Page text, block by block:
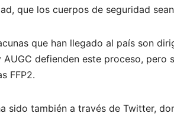
que los cuerpos de seguridad
que han llegado al país son
AUGC defienden este proceso,
FFP2.
sido también a través de Twitter,